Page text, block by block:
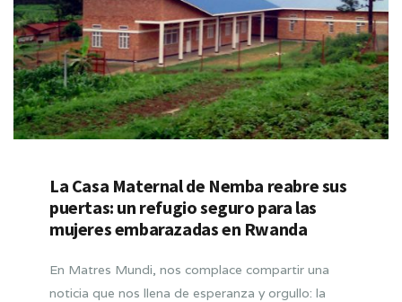
La Casa Maternal de Nemba reabre sus
puertas: un refugio seguro para las
mujeres embarazadas en Rwanda
En Matres Mundi, nos complace compartir una
noticia que nos llena de esperanza y orgullo: la